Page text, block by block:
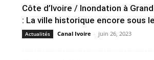
Côte d’Ivoire / Inondation à
: La ville historique encore sous
Actualités Canal Ivoire - juin 26, 2023